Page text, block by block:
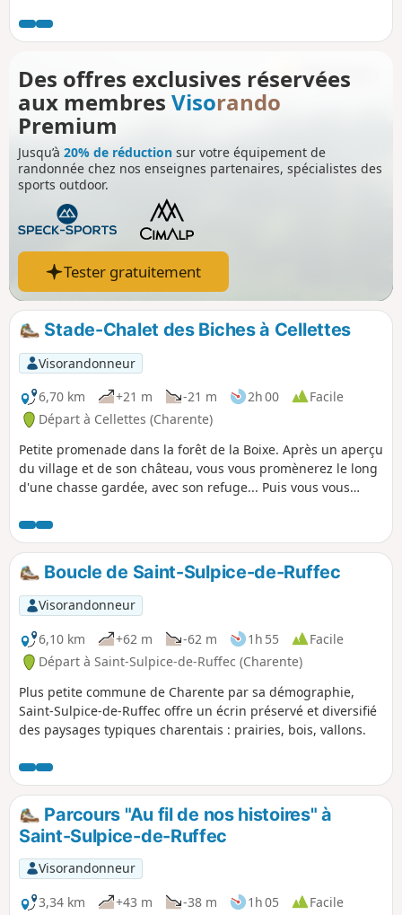
patrimoine, de façon ludique. Vous
pouvez choisir le parcours "adulte" ou le
des questions à destination des enfants
de 6 à 11 ans). La description ci-dessous
fait uniquement référence au parcours
"adulte".
Des offres exclusives réservées
aux membres Visorando
Premium
Jusqu’à 20% de réduction sur votre équipement de
randonnée chez nos enseignes partenaires, spécialistes des
sports outdoor.
Tester gratuitement
Stade-Chalet des Biches à Cellettes
Visorandonneur
6,70 km
+21 m -21 m 2h 00
Facile
Départ à Cellettes (Charente)
Petite promenade dans la forêt de la Boixe. Après un aperçu
du village et de son château, vous vous promènerez le long
d'une chasse gardée, avec son refuge... Puis vous vous
herbeux dont l'un d'eux, est aménagé en sentier
botanique... Près du site de la Pierre du Sacrifice, une visite
au Tumulus, bien restauré, est possible...
Boucle de Saint-Sulpice-de-Ruffec
Visorandonneur
6,10 km
+62 m -62 m 1h 55
Facile
Départ à Saint-Sulpice-de-Ruffec (Charente)
Plus petite commune de Charente par sa démographie,
Saint-Sulpice-de-Ruffec offre un écrin préservé et diversifié
des paysages typiques charentais : prairies, bois, vallons.
Parcours "Au fil de nos histoires" à
Saint-Sulpice-de-Ruffec
Visorandonneur
3,34 km
+43 m -38 m 1h 05
Facile